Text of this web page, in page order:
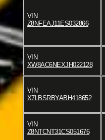
VIN
Z8NFEAJ11ES032866
VIN
XW8AC6NEXJH022128
VIN
X7LBSRBYABH418652
VIN
Z8NTCNT31CS051676